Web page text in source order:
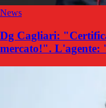
News
Dg Cagliari:
mercato!". L'agente: